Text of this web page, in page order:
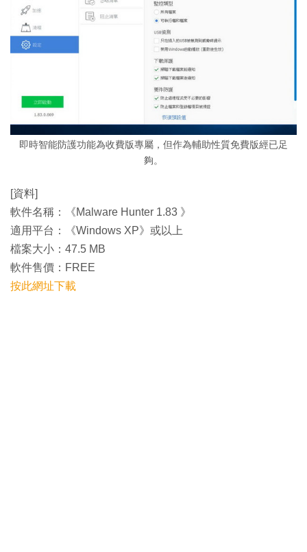
即時智能防護功能為收費版專屬，但作為輔助性質免費版經已足
夠。
[資料]
軟件名稱：《Malware Hunter 1.83 》
適用平台：《Windows XP》或以上
檔案大小：47.5 MB
軟件售價：FREE
按此網址下載